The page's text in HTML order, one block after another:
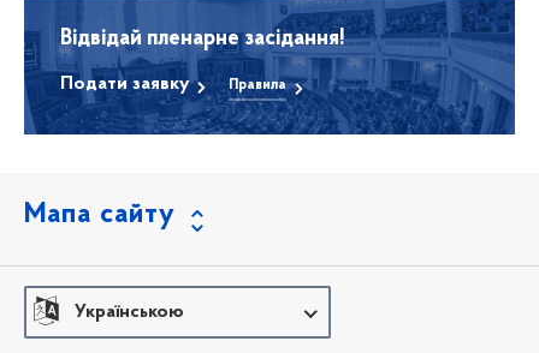
Відвідай пленарне засідання!
Подати заявку Правила
Мапа сайту
Українською